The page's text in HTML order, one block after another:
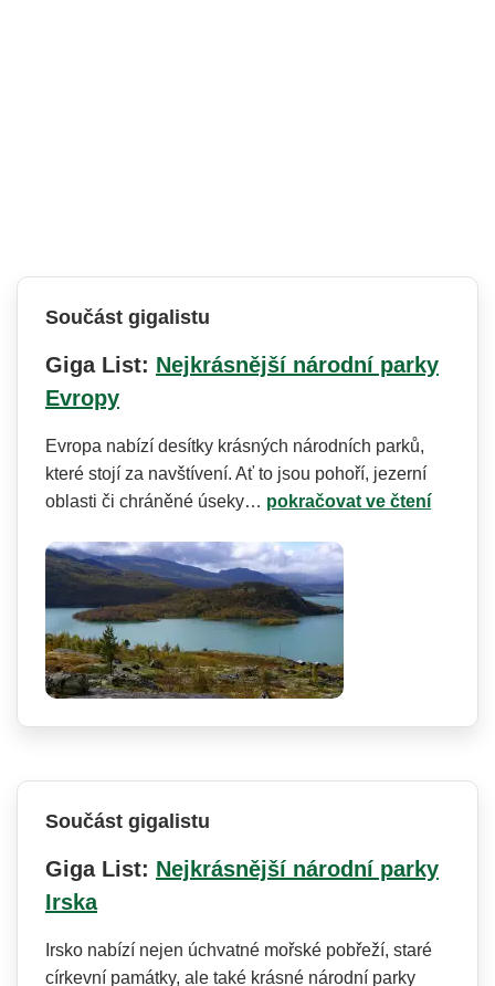
Součást gigalistu
Giga List: Nejkrásnější národní parky
Evropy
Evropa nabízí desítky krásných národních parků,
které stojí za navštívení. Ať to jsou pohoří, jezerní
oblasti či chráněné úseky… pokračovat ve čtení
Součást gigalistu
Giga List: Nejkrásnější národní parky
Irska
Irsko nabízí nejen úchvatné mořské pobřeží, staré
církevní památky, ale také krásné národní parky